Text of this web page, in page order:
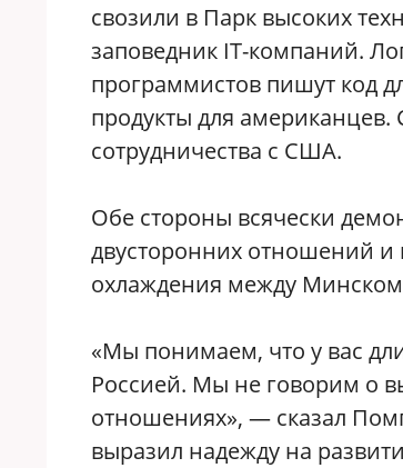
свозили в Парк высоких
заповедник IT-компаний.
программистов пишут код
продукты для
сотрудничества с США.
Обе стороны всячески
двусторонних отношений и
охлаждения между
«Мы понимаем, что у вас
Россией. Мы не говорим о
отношениях», — сказал
выразил надежду на